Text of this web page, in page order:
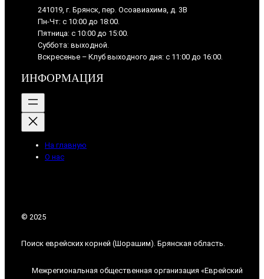
241019, г. Брянск, пер. Осоавиахима, д. 3В
Пн-Чт: с 10:00 до 18:00.
Пятница: с 10:00 до 15:00.
Суббота: выходной.
Вскресенье – Клуб выходного дня: с 11:00 до 16:00.
ИНФОРМАЦИЯ
На главную
О нас
© 2025
Поиск еврейских корней (Шорашим). Брянская область.
Межрегиональная общественная организация «Еврейский